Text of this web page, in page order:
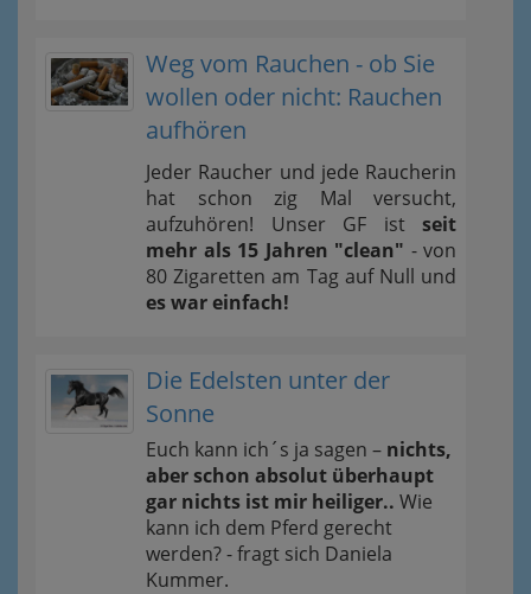
Weg vom Rauchen - ob Sie
wollen oder nicht: Rauchen
aufhören
Jeder Raucher und jede Raucherin
hat schon zig Mal versucht,
aufzuhören! Unser GF ist seit
mehr als 15 Jahren "clean" - von
80 Zigaretten am Tag auf Null und
es war einfach!
Die Edelsten unter der
Sonne
Euch kann ich´s ja sagen – nichts,
aber schon absolut überhaupt
gar nichts ist mir heiliger.. Wie
kann ich dem Pferd gerecht
werden? - fragt sich Daniela
Kummer.